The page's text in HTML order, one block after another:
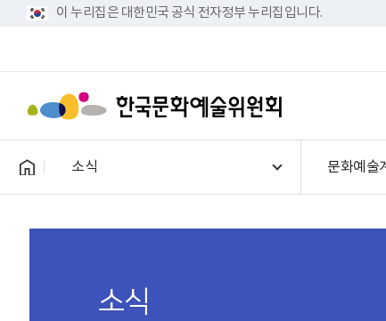
이 누리집은 대한민국 공식 전자정부 누리집입니다.
소식 문화예술
소식